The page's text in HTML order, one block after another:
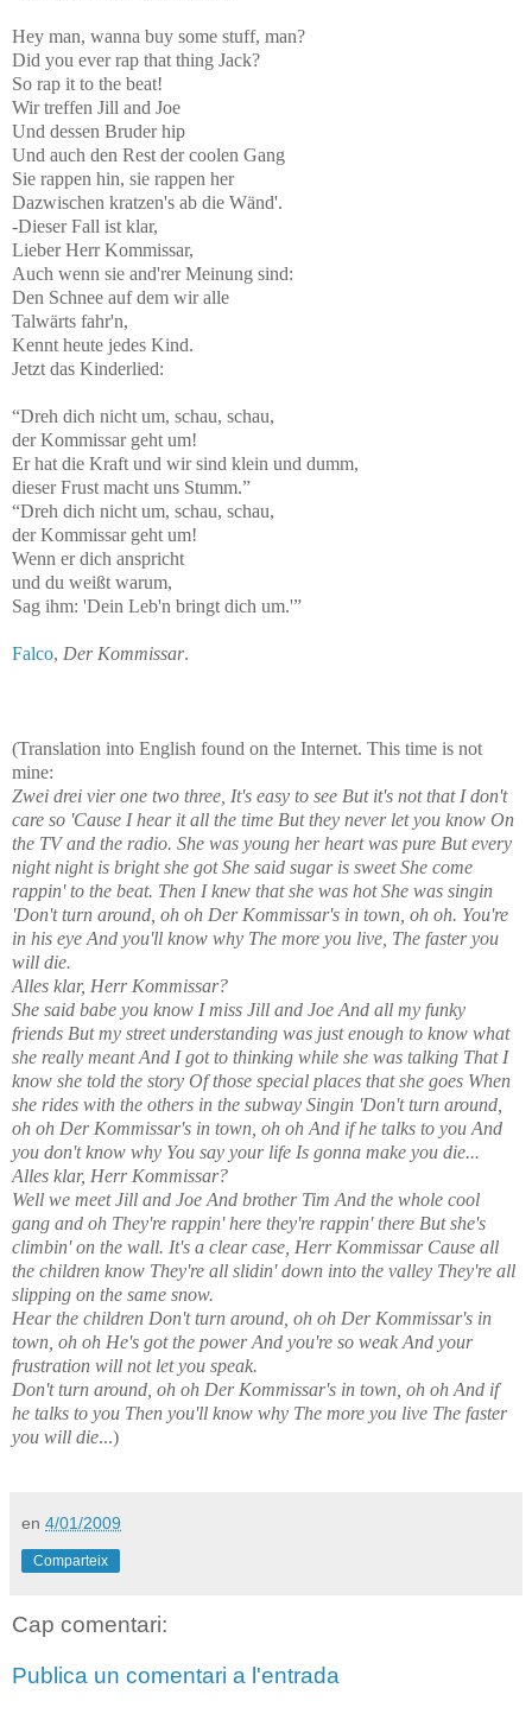
Hey man, wanna buy some stuff, man?
Did you ever rap that thing Jack?
So rap it to the beat!
Wir treffen Jill and Joe
Und dessen Bruder hip
Und auch den Rest der coolen Gang
Sie rappen hin, sie rappen her
Dazwischen kratzen's ab die Wänd'.
-Dieser Fall ist klar,
Lieber Herr Kommissar,
Auch wenn sie and'rer Meinung sind:
Den Schnee auf dem wir alle
Talwärts fahr'n,
Kennt heute jedes Kind.
Jetzt das Kinderlied:
“Dreh dich nicht um, schau, schau,
der Kommissar geht um!
Er hat die Kraft und wir sind klein und dumm,
dieser Frust macht uns Stumm.”
“Dreh dich nicht um, schau, schau,
der Kommissar geht um!
Wenn er dich anspricht
und du weißt warum,
Sag ihm: 'Dein Leb'n bringt dich um.'”
Falco, Der Kommissar.
(Translation into English found on the Internet. This time is not
mine:
Zwei drei vier one two three, It's easy to see But it's not that I don't
care so 'Cause I hear it all the time But they never let you know On
the TV and the radio. She was young her heart was pure But every
night night is bright she got She said sugar is sweet She come
rappin' to the beat. Then I knew that she was hot She was singin
'Don't turn around, oh oh Der Kommissar's in town, oh oh. You're
in his eye And you'll know why The more you live, The faster you
will die.
Alles klar, Herr Kommissar?
She said babe you know I miss Jill and Joe And all my funky
friends But my street understanding was just enough to know what
she really meant And I got to thinking while she was talking That I
know she told the story Of those special places that she goes When
she rides with the others in the subway Singin 'Don't turn around,
oh oh Der Kommissar's in town, oh oh And if he talks to you And
you don't know why You say your life Is gonna make you die...
Alles klar, Herr Kommissar?
Well we meet Jill and Joe And brother Tim And the whole cool
gang and oh They're rappin' here they're rappin' there But she's
climbin' on the wall. It's a clear case, Herr Kommissar Cause all
the children know They're all slidin' down into the valley They're all
slipping on the same snow.
Hear the children Don't turn around, oh oh Der Kommissar's in
town, oh oh He's got the power And you're so weak And your
frustration will not let you speak.
Don't turn around, oh oh Der Kommissar's in town, oh oh And if
he talks to you Then you'll know why The more you live The faster
you will die...)
en 4/01/2009
Comparteix
Cap comentari:
Publica un comentari a l'entrada